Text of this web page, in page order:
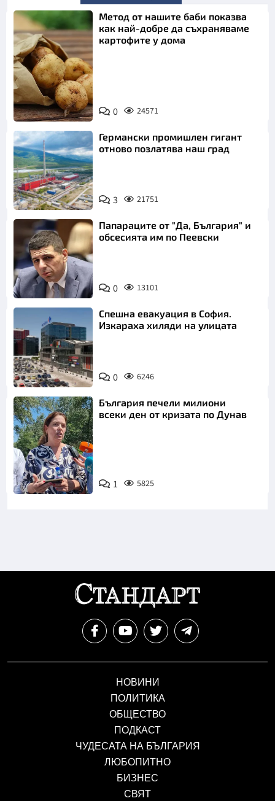
Снимка:
Пиксабей
Метод от нашите баби показва
как най-добре да съхраняваме
картофите у дома
0 24571
Германски промишлен гигант
отново позлатява наш град
3 21751
Папараците от "Да, България" и
обсесията им по Пеевски
0 13101
Спешна евакуация в София.
Изкараха хиляди на улицата
0 6246
Снимка: БТА
България печели милиони
всеки ден от кризата по Дунав
1 5825
НОВИНИ
ПОЛИТИКА
ОБЩЕСТВО
ПОДКАСТ
ЧУДЕСАТА НА БЪЛГАРИЯ
ЛЮБОПИТНО
БИЗНЕС
СВЯТ